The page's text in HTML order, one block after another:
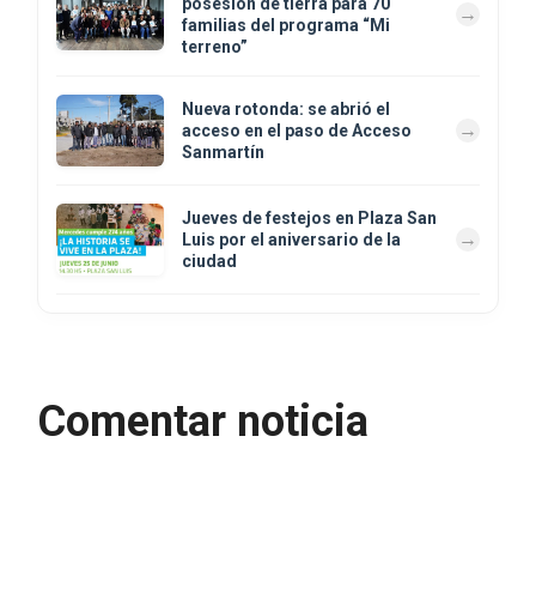
familias del programa “Mi
terreno”
Nueva rotonda: se abrió el
acceso en el paso de Acceso
Sanmartín
Jueves de festejos en Plaza San
Luis por el aniversario de la
ciudad
Comentar noticia